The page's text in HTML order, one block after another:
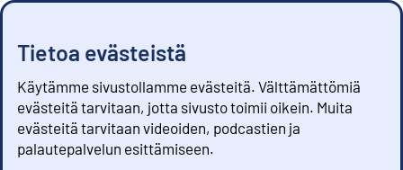
Tietoa evästeistä
Käytämme sivustollamme evästeitä. Välttämättömiä
evästeitä tarvitaan, jotta sivusto toimii oikein. Muita
evästeitä tarvitaan videoiden, podcastien ja
palautepalvelun esittämiseen.